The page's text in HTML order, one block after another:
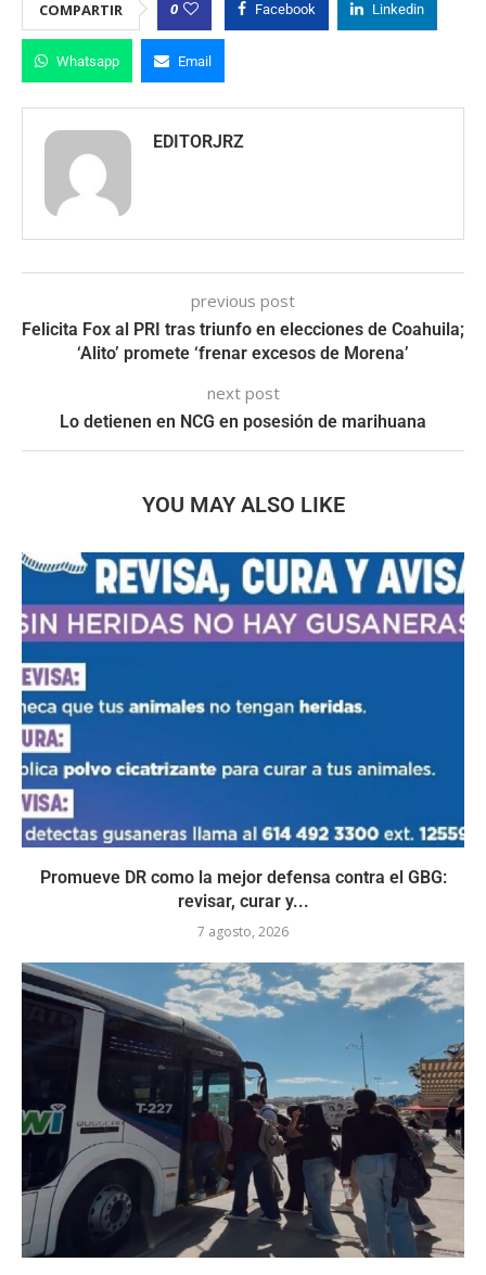
COMPARTIR 0 Facebook Linkedin
Whatsapp Email
EDITORJRZ
previous post
Felicita Fox al PRI tras triunfo en elecciones de Coahuila;
‘Alito’ promete ‘frenar excesos de Morena’
next post
Lo detienen en NCG en posesión de marihuana
YOU MAY ALSO LIKE
Promueve DR como la mejor defensa contra el GBG:
revisar, curar y...
7 agosto, 2026